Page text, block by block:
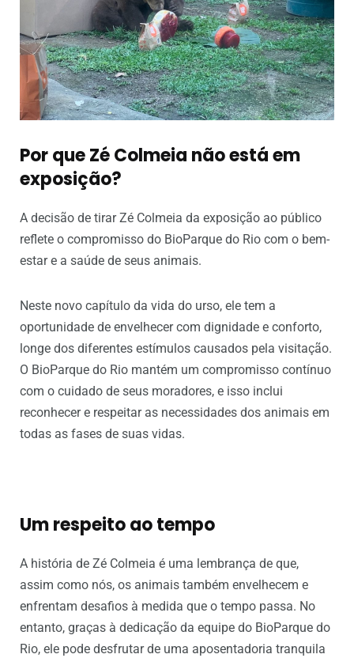
Por que Zé Colmeia não está em
exposição?
A decisão de tirar Zé Colmeia da exposição ao público
reflete o compromisso do BioParque do Rio com o bem-
estar e a saúde de seus animais.
Neste novo capítulo da vida do urso, ele tem a
oportunidade de envelhecer com dignidade e conforto,
longe dos diferentes estímulos causados pela visitação.
O BioParque do Rio mantém um compromisso contínuo
com o cuidado de seus moradores, e isso inclui
reconhecer e respeitar as necessidades dos animais em
todas as fases de suas vidas.
Um respeito ao tempo
A história de Zé Colmeia é uma lembrança de que,
assim como nós, os animais também envelhecem e
enfrentam desafios à medida que o tempo passa. No
entanto, graças à dedicação da equipe do BioParque do
Rio, ele pode desfrutar de uma aposentadoria tranquila